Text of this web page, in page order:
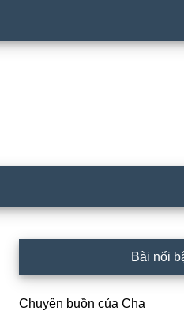
Sidebar
Bài nổi
Chuyện buồn của Cha